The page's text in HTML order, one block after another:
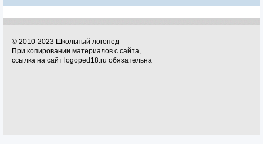
© 2010-2023 Школьный логопед
При копировании материалов с сайта,
ссылка на сайт logoped18.ru обязательна